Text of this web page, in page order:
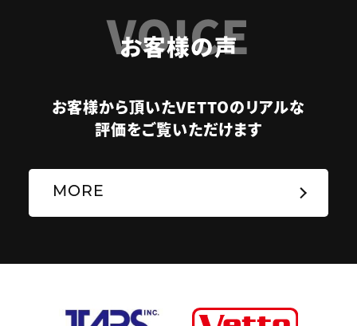
VOICE
お客様の声
お客様から頂いたVETTOのリアルな
評価をご覧いただけます
MORE